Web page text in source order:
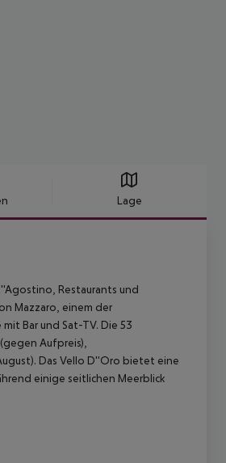
Lage
Restaurants und
Mazzaro, einem der
Bar und Sat-TV. Die 53
Aufpreis),
Das Vello D''Oro bietet eine
einige seitlichen Meerblick